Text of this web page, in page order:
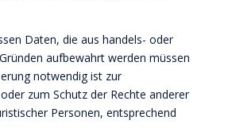
Daten, die aus handels- oder
aufbewahrt werden müssen
notwendig ist zur
zum Schutz der Rechte anderer
Personen, entsprechend